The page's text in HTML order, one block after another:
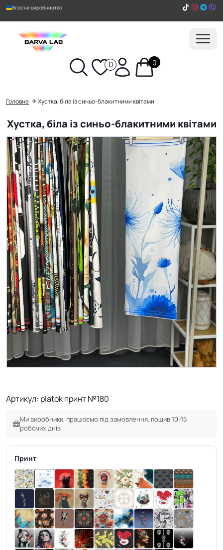
Власне виробництво
0 0
Пошук
Головна Хустка, біла із синьо-блакитними квітами
Хустка, біла із синьо-блакитними квітами
Артикул: platok принт №180
Ми виробники, працюємо під замовлення, пошив 10-15
робочих днів
Принт